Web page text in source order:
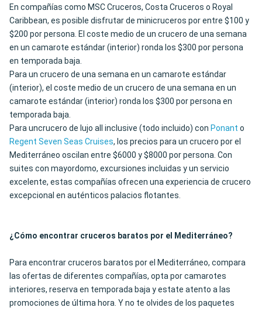
En compañías como MSC Cruceros, Costa Cruceros o Royal
Caribbean, es posible disfrutar de minicruceros por entre $100 y
$200 por persona. El coste medio de un crucero de una semana
en un camarote estándar (interior) ronda los $300 por persona
en temporada baja.
Para un crucero de una semana en un camarote estándar
(interior), el coste medio de un crucero de una semana en un
camarote estándar (interior) ronda los $300 por persona en
temporada baja.
Para uncrucero de lujo all inclusive (todo incluido) con Ponant o
Regent Seven Seas Cruises, los precios para un crucero por el
Mediterráneo oscilan entre $6000 y $8000 por persona. Con
suites con mayordomo, excursiones incluidas y un servicio
excelente, estas compañías ofrecen una experiencia de crucero
excepcional en auténticos palacios flotantes.
¿Cómo encontrar cruceros baratos por el Mediterráneo?
Para encontrar cruceros baratos por el Mediterráneo, compara
las ofertas de diferentes compañías, opta por camarotes
interiores, reserva en temporada baja y estate atento a las
promociones de última hora. Y no te olvides de los paquetes